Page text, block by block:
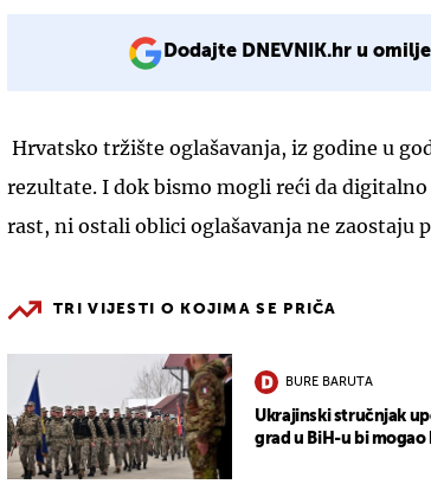
Dodajte DNEVNIK.hr u
Hrvatsko tržište oglašavanja, iz godine u
rezultate. I dok bismo mogli reći da
rast, ni ostali oblici oglašavanja ne zaostaju
TRI VIJESTI O KOJIMA SE PRIČA
BURE BARUTA
Ukrajinski stručnjak
grad u BiH-u bi